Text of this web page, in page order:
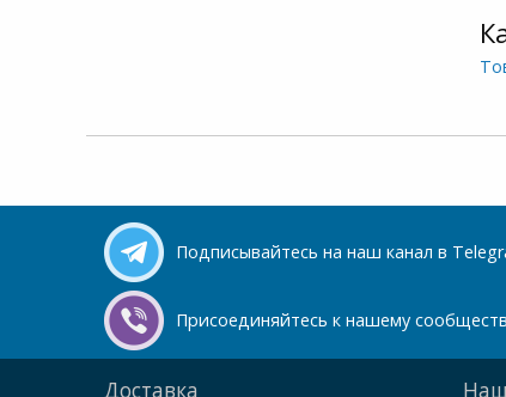
Подписывайтесь на наш канал в
Присоединяйтесь к нашему
Доставка